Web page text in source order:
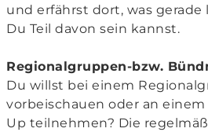
und erfährst dort, was gerade
Du Teil davon sein kannst.
Regionalgruppen-bzw.
Du willst bei einem
vorbeischauen oder an
Up teilnehmen? Die